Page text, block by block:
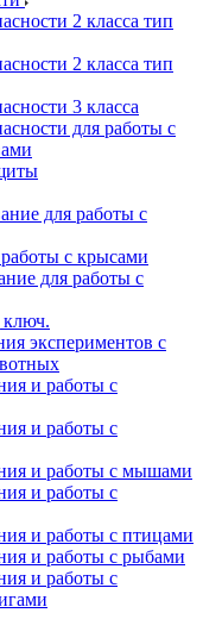
2 класса тип
2 класса тип
3 класса
для работы с
для работы с
с крысами
для работы с
экспериментов с
и работы с
и работы с
и работы с мышами
и работы с
и работы с птицами
и работы с рыбами
и работы с